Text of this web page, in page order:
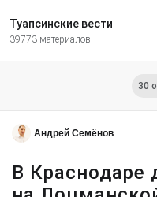
Туапсинские вести
39773 материалов
30
Андрей Семёнов
В Краснодаре